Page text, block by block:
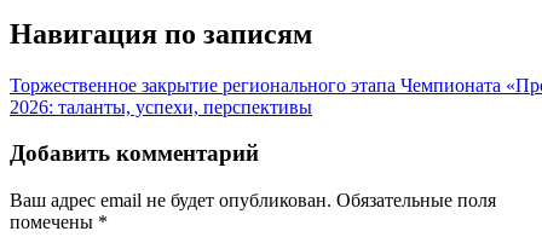
Навигация по записям
Торжественное закрытие регионального этапа Чемпионата
2026: таланты, успехи, перспективы
Добавить комментарий
Ваш адрес email не будет опубликован. Обязательные поля
помечены *